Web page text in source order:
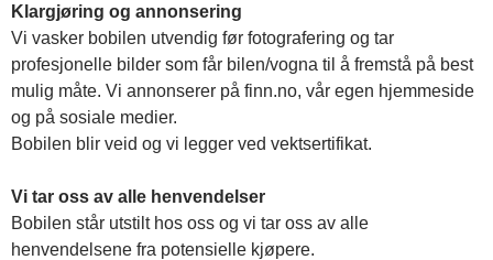
Klargjøring og annonsering
Vi vasker bobilen utvendig før fotografering og tar
profesjonelle bilder som får bilen/vogna til å fremstå på best
mulig måte. Vi annonserer på finn.no, vår egen hjemmeside
og på sosiale medier.
Bobilen blir veid og vi legger ved vektsertifikat.
Vi tar oss av alle henvendelser
Bobilen står utstilt hos oss og vi tar oss av alle
henvendelsene fra potensielle kjøpere.